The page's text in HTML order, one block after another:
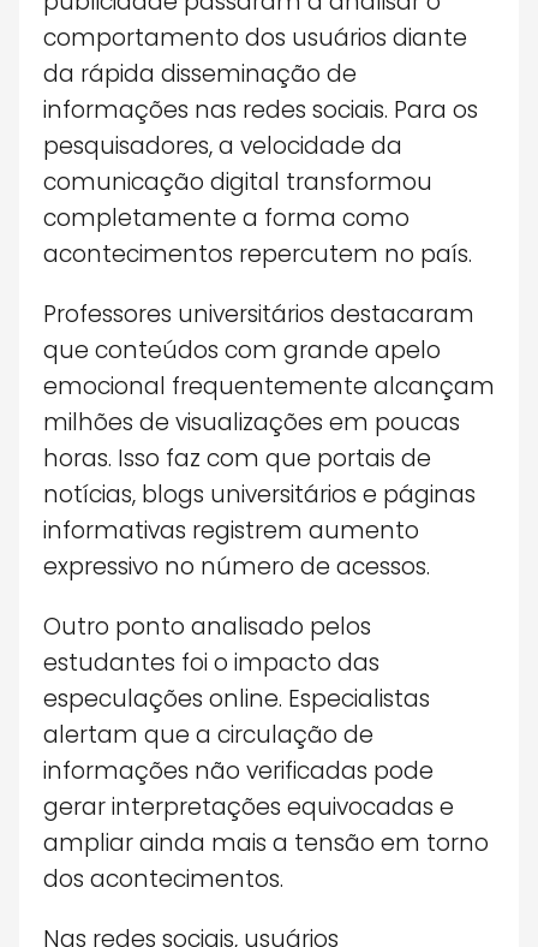
comportamento dos usuários diante
da rápida disseminação de
informações nas redes sociais. Para os
pesquisadores, a velocidade da
comunicação digital transformou
completamente a forma como
acontecimentos repercutem no país.
Professores universitários destacaram
que conteúdos com grande apelo
emocional frequentemente alcançam
milhões de visualizações em poucas
horas. Isso faz com que portais de
notícias, blogs universitários e páginas
informativas registrem aumento
expressivo no número de acessos.
Outro ponto analisado pelos
estudantes foi o impacto das
especulações online. Especialistas
alertam que a circulação de
informações não verificadas pode
gerar interpretações equivocadas e
ampliar ainda mais a tensão em torno
dos acontecimentos.
Nas redes sociais, usuários